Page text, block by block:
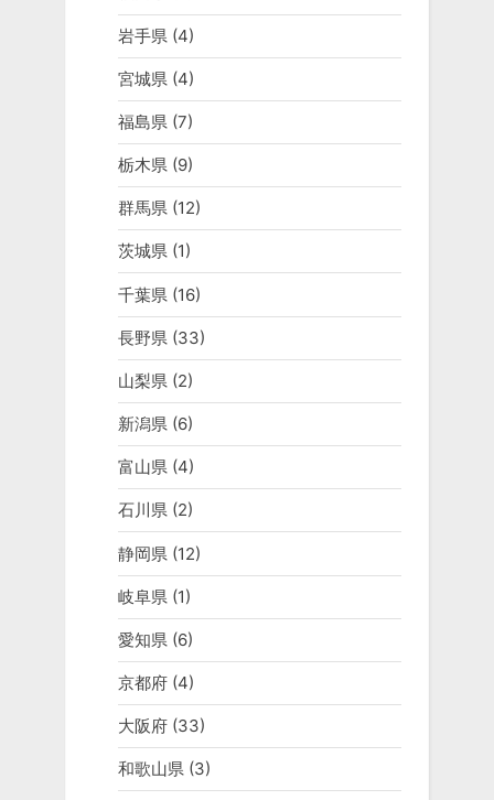
岩手県 (4)
宮城県 (4)
福島県(7)
栃木県(9)
群馬県(12)
茨城県(1)
千葉県 (16)
長野県 (33)
山梨県(2)
新潟県(6)
富山県(4)
石川県(2)
静岡県 (12)
岐阜県 (1)
愛知県(6)
京都府(4)
大阪府(33)
和歌山県(3)